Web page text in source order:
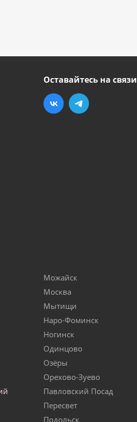
Оставайтесь на связи
Можайск
Москва
Мытищи
Наро-Фоминск
Ногинск
Одинцово
Озёры
Орехово-Зуево
Павловский Посад
Пересвет
Подольск